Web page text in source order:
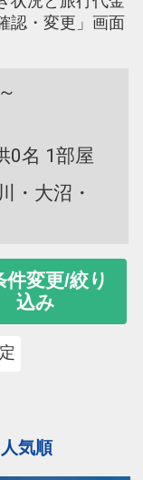
認・変更」画面
0名 1部屋
・大沼・
件変更/絞り
込み
人気順